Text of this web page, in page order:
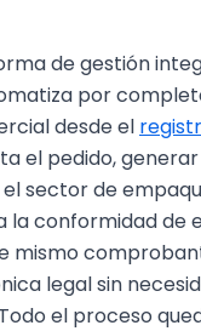
por
desde el
el pedido,
sector de
la conformidad de
mismo
legal sin
el proceso